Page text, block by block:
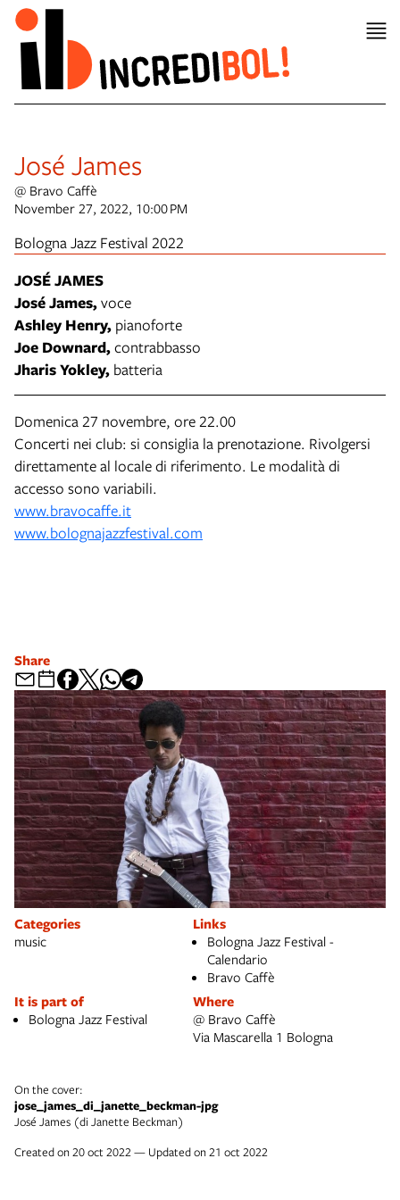
José James
@ Bravo Caffè
November 27, 2022, 10:00 PM
Bologna Jazz Festival 2022
JOSÉ JAMES
José James,voce
Ashley Henry, pianoforte
Joe Downard,contrabbasso
Jharis Yokley, batteria
Domenica 27 novembre, ore 22.00
Concerti nei club: si consiglia la prenotazione. Rivolgersi
direttamente al locale di riferimento. Le modalità di
accesso sono variabili.
www.bravocaffe.it
www.bolognajazzfestival.com
Categories
music
Links
Bologna Jazz Festival -
Calendario
Bravo Caffè
It is part of
Bologna Jazz Festival
Where
@ Bravo Caffè
Via Mascarella 1 Bologna
Share
On the cover:
jose_james_di_janette_beckman-jpg
José James (di Janette Beckman)
Created on 20 oct 2022 — Updated on 21 oct 2022